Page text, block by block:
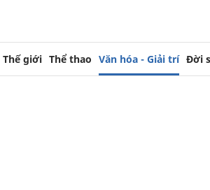
Thế giới Thể thao Văn hóa - Giải trí Đời